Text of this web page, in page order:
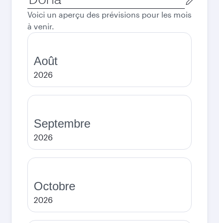
de
départ
Voici un aperçu des prévisions pour les mois
à venir.
Août
2026
Septembre
2026
Octobre
2026